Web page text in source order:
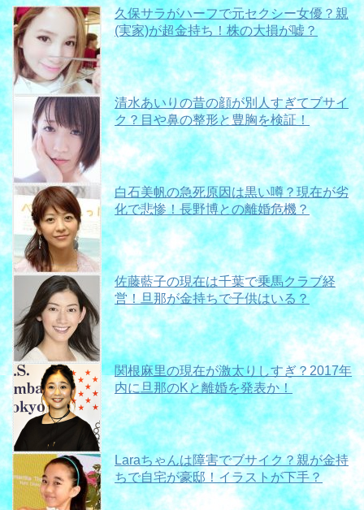
久保サラがハーフで元セクシー女優？親
(実家)が超金持ち！株の大損が嘘？
清水あいりの昔の顔が別人すぎてブサイ
ク？目や鼻の整形と豊胸を検証！
白石美帆の急死原因は黒い噂？現在が劣
化で悲惨！長野博との離婚危機？
佐藤藍子の現在は千葉で乗馬クラブ経
営！旦那が金持ちで子供はいる？
関根麻里の現在が激太りしすぎ？2017年
内に旦那のKと離婚を発表か！
Laraちゃんは障害でブサイク？親が金持
ちで自宅が豪邸！イラストが下手？